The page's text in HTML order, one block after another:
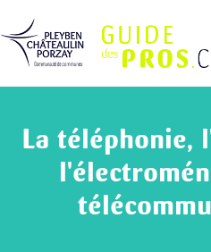
La téléphonie,